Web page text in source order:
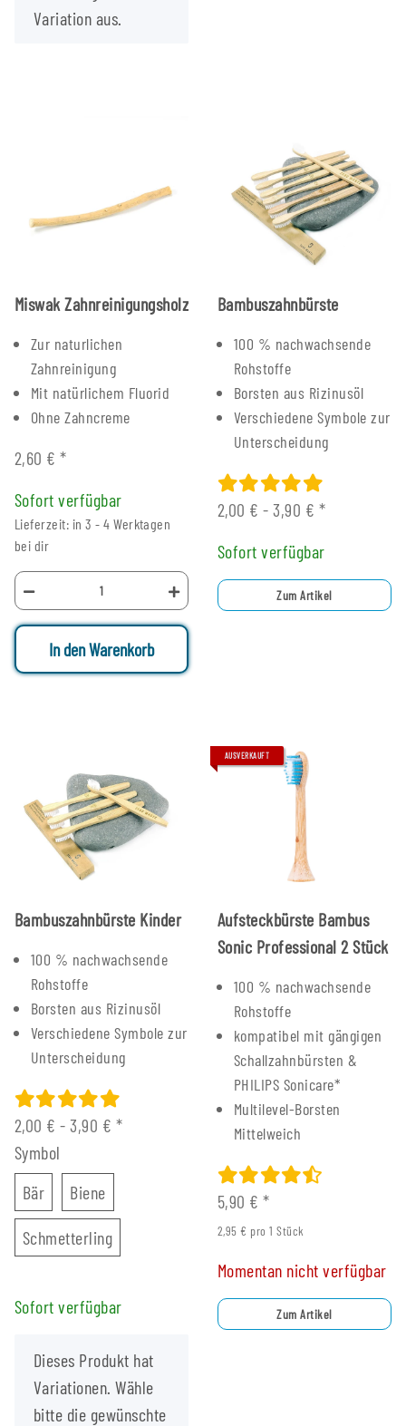
Variation aus.
Miswak Zahnreinigungsholz
Zur naturlichen
Zahnreinigung
Mit natürlichem Fluorid
Ohne Zahncreme
2,60 €*
Sofort verfügbar
Lieferzeit: in 3 - 4 Werktagen
bei dir
In den Warenkorb
Bambuszahnbürste
100 % nachwachsende
Rohstoffe
Borsten aus Rizinusöl
Verschiedene Symbole zur
Unterscheidung
2,00 € -3,90 € *
Sofort verfügbar
Zum Artikel
Bambuszahnbürste Kinder
100 % nachwachsende
Rohstoffe
Borsten aus Rizinusöl
Verschiedene Symbole zur
Unterscheidung
2,00 € -3,90 € *
Symbol
BärBär BieneBiene
SchmetterlingSchmetterling
Sofort verfügbar
x
Dieses Produkt hat
Variationen. Wähle
bitte die gewünschte
AUSVERKAUFT
Aufsteckbürste Bambus
Sonic Professional 2 Stück
100 % nachwachsende
Rohstoffe
kompatibel mit gängigen
Schallzahnbürsten &
PHILIPS Sonicare*
Multilevel-Borsten
Mittelweich
5,90 €*
2,95 € pro 1 Stück
Momentan nicht verfügbar
Zum Artikel